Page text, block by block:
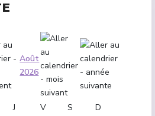
Août
2026
J V S
D